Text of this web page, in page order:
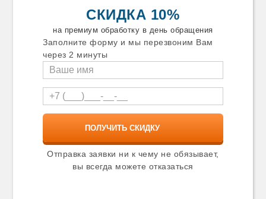
Камышлов
Канаш
Карабаново
Карабаш
Касимов
Качканар
Кимры
Кинель
Кинешма
Киржач
Кириши
СКИДКА 10%
на премиум обработку в день обращения
Заполните форму и мы перезвоним Вам
через 2 минуты
Отправка заявки ни к чему не обязывает,
вы всегда можете отказаться